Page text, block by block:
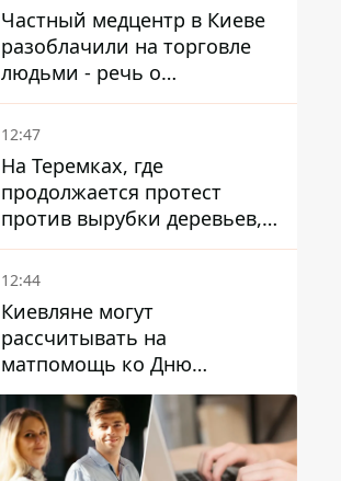
Частный медцентр в Киеве
разоблачили на торговле
людьми - речь о
суррогатном материнстве
12:47
На Теремках, где
продолжается протест
против вырубки деревьев,
произошла стычка со
спецназом полиции
12:44
Киевляне могут
рассчитывать на
матпомощь ко Дню
независимости - кому ее
дадут